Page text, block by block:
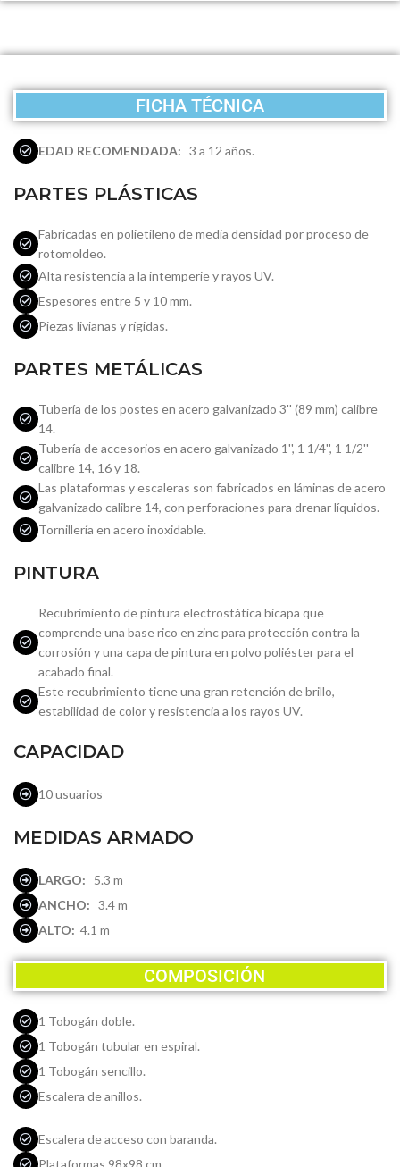
FICHA TÉCNICA
EDAD RECOMENDADA: 3 a 12 años.
PARTES PLÁSTICAS
Fabricadas en polietileno de media densidad por proceso de
rotomoldeo.
Alta resistencia a la intemperie y rayos UV.
Espesores entre 5 y 10 mm.
Piezas livianas y rígidas.
PARTES METÁLICAS
Tubería de los postes en acero galvanizado 3'' (89 mm) calibre
14.
Tubería de accesorios en acero galvanizado 1'', 1 1/4'', 1 1/2''
calibre 14, 16 y 18.
Las plataformas y escaleras son fabricados en láminas de acero
galvanizado calibre 14, con perforaciones para drenar líquidos.
Tornillería en acero inoxidable.
PINTURA
Recubrimiento de pintura electrostática bicapa que
comprende una base rico en zinc para protección contra la
corrosión y una capa de pintura en polvo poliéster para el
acabado final.
Este recubrimiento tiene una gran retención de brillo,
estabilidad de color y resistencia a los rayos UV.
CAPACIDAD
10 usuarios
MEDIDAS ARMADO
LARGO: 5.3 m
ANCHO: 3.4 m
ALTO: 4.1 m
COMPOSICIÓN
1 Tobogán doble.
1 Tobogán tubular en espiral.
1 Tobogán sencillo.
Escalera de anillos.
Escalera de acceso con baranda.
Plataformas 98x98 cm.